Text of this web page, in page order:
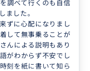
調べて行くのも自信
ました。
ずに心配になりまし
して無事乗ることが
んによる説明もあり
がわからず不安でし
刻を紙に書いて知ら